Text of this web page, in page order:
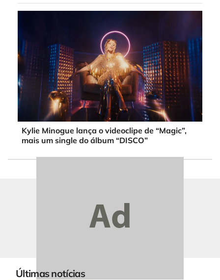
Kylie Minogue lança o videoclipe de “Magic”,
mais um single do álbum “DISCO”
Últimas notícias